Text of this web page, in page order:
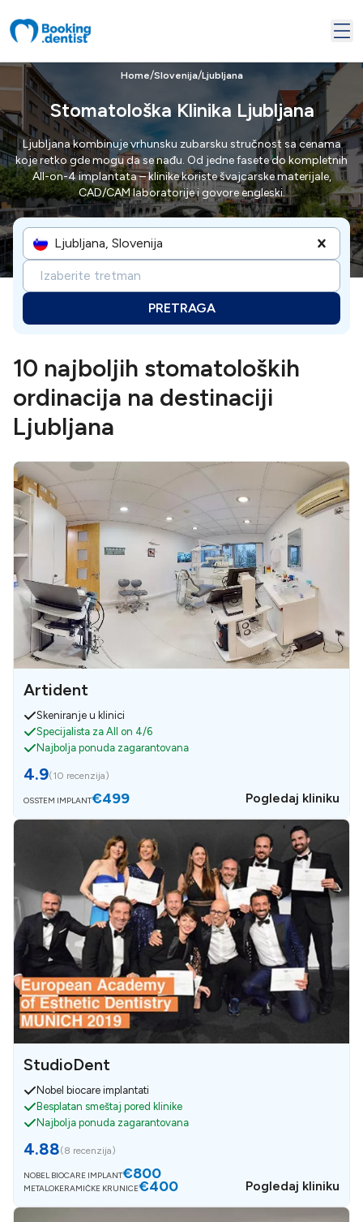
Home/Slovenija/Ljubljana
Stomatološka Klinika Ljubljana
Ljubljana kombinuje vrhunsku zubarsku stručnost sa cenama
koje retko gde mogu da se nađu. Od jedne fasete do kompletnih
All-on-4 implantata – klinike koriste švajcarske materijale,
CAD/CAM laboratorije i govore engleski.
Ljubljana, Slovenija
Izaberite tretman
PRETRAGA
10 najboljih stomatoloških
ordinacija na destinaciji
Ljubljana
Artident
Skeniranje u klinici
Specijalista za All on 4/6
Najbolja ponuda zagarantovana
4.9(10 recenzija)
OSSTEM IMPLANT€499 Pogledaj kliniku
StudioDent
Nobel biocare implantati
Besplatan smeštaj pored klinike
Najbolja ponuda zagarantovana
4.88(8 recenzija)
NOBEL BIOCARE IMPLANT€800
METALOKERAMIČKE KRUNICE€400 Pogledaj kliniku